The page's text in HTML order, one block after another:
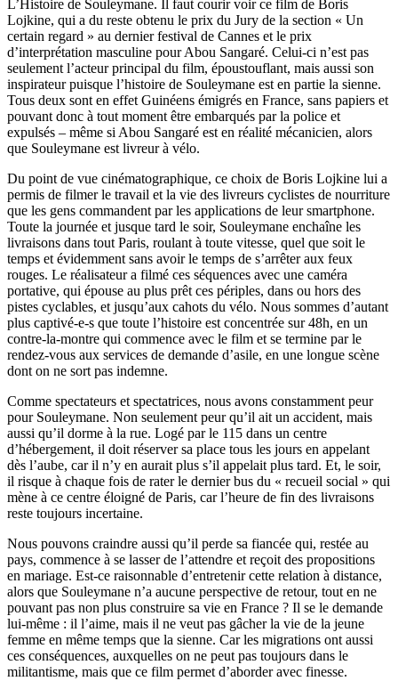
L’Histoire de Souleymane. Il faut courir voir ce film de Boris
Lojkine, qui a du reste obtenu le prix du Jury de la section « Un
certain regard » au dernier festival de Cannes et le prix
d’interprétation masculine pour Abou Sangaré. Celui-ci n’est pas
seulement l’acteur principal du film, époustouflant, mais aussi son
inspirateur puisque l’histoire de Souleymane est en partie la sienne.
Tous deux sont en effet Guinéens émigrés en France, sans papiers et
pouvant donc à tout moment être embarqués par la police et
expulsés – même si Abou Sangaré est en réalité mécanicien, alors
que Souleymane est livreur à vélo.
Du point de vue cinématographique, ce choix de Boris Lojkine lui a
permis de filmer le travail et la vie des livreurs cyclistes de nourriture
que les gens commandent par les applications de leur smartphone.
Toute la journée et jusque tard le soir, Souleymane enchaîne les
livraisons dans tout Paris, roulant à toute vitesse, quel que soit le
temps et évidemment sans avoir le temps de s’arrêter aux feux
rouges. Le réalisateur a filmé ces séquences avec une caméra
portative, qui épouse au plus prêt ces périples, dans ou hors des
pistes cyclables, et jusqu’aux cahots du vélo. Nous sommes d’autant
plus captivé-e-s que toute l’histoire est concentrée sur 48h, en un
contre-la-montre qui commence avec le film et se termine par le
rendez-vous aux services de demande d’asile, en une longue scène
dont on ne sort pas indemne.
Comme spectateurs et spectatrices, nous avons constamment peur
pour Souleymane. Non seulement peur qu’il ait un accident, mais
aussi qu’il dorme à la rue. Logé par le 115 dans un centre
d’hébergement, il doit réserver sa place tous les jours en appelant
dès l’aube, car il n’y en aurait plus s’il appelait plus tard. Et, le soir,
il risque à chaque fois de rater le dernier bus du « recueil social » qui
mène à ce centre éloigné de Paris, car l’heure de fin des livraisons
reste toujours incertaine.
Nous pouvons craindre aussi qu’il perde sa fiancée qui, restée au
pays, commence à se lasser de l’attendre et reçoit des propositions
en mariage. Est-ce raisonnable d’entretenir cette relation à distance,
alors que Souleymane n’a aucune perspective de retour, tout en ne
pouvant pas non plus construire sa vie en France ? Il se le demande
lui-même : il l’aime, mais il ne veut pas gâcher la vie de la jeune
femme en même temps que la sienne. Car les migrations ont aussi
ces conséquences, auxquelles on ne peut pas toujours dans le
militantisme, mais que ce film permet d’aborder avec finesse.